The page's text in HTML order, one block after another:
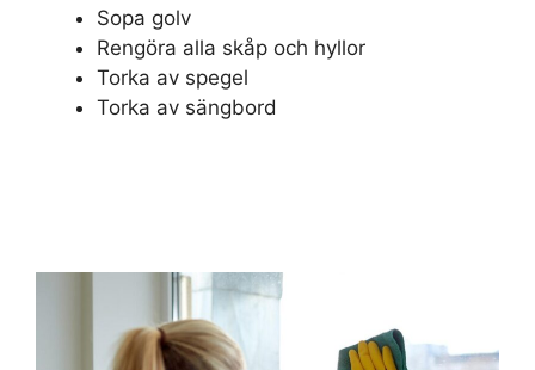
Sopa golv
Rengöra alla skåp och hyllor
Torka av spegel
Torka av sängbord